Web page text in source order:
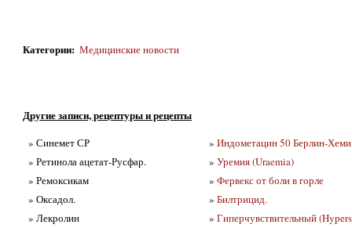
Категории: Медицинские новости
Другие записи, рецептуры и рецепты
» Синемет СР
» Ретинола ацетат-Русфар.
» Ремоксикам
» Оксадол.
» Лекролин
» Индометацин 50 Берлин-
» Уремия (Uraemia)
» Фервекс от боли в горле
» Билтрицид.
» Гиперчувствительный